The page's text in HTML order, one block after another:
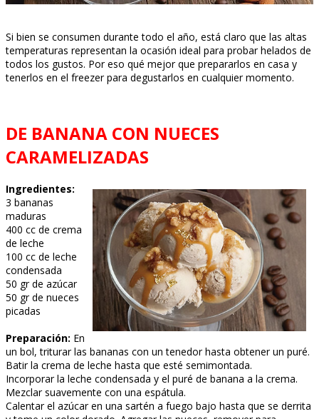
Si bien se consumen durante todo el año, está claro que las altas
temperaturas representan la ocasión ideal para probar helados de
todos los gustos. Por eso qué mejor que prepararlos en casa y
tenerlos en el freezer para degustarlos en cualquier momento.
DE BANANA CON NUECES
CARAMELIZADAS
Ingredientes:
3 bananas
maduras
400 cc de crema
de leche
100 cc de leche
condensada
50 gr de azúcar
50 gr de nueces
picadas
Preparación: En
un bol, triturar las bananas con un tenedor hasta obtener un puré.
Batir la crema de leche hasta que esté semimontada.
Incorporar la leche condensada y el puré de banana a la crema.
Mezclar suavemente con una espátula.
Calentar el azúcar en una sartén a fuego bajo hasta que se derrita